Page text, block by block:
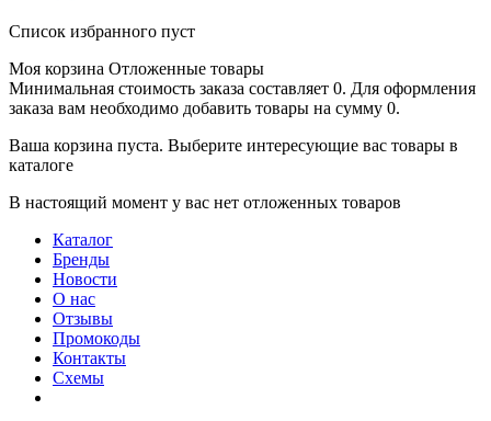
Список избранного пуст
Моя корзина Отложенные товары
Минимальная стоимость заказа составляет 0. Для оформления
заказа вам необходимо добавить товары на сумму 0.
Ваша корзина пуста. Выберите интересующие вас товары в
каталоге
В настоящий момент у вас нет отложенных товаров
Каталог
Бренды
Новости
О нас
Отзывы
Промокоды
Контакты
Схемы